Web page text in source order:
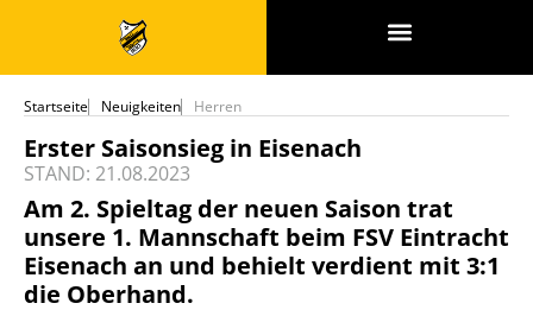
Startseite Neuigkeiten Herren
Erster Saisonsieg in Eisenach
STAND: 21.08.2023
Am 2. Spieltag der neuen Saison trat
unsere 1. Mannschaft beim FSV Eintracht
Eisenach an und behielt verdient mit 3:1
die Oberhand.